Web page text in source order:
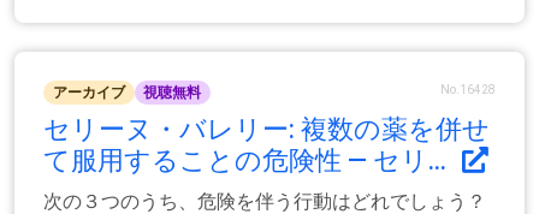
アーカイブ 視聴無料 No.16428
セリーヌ・バレリー: 複数の薬を併せ
て服用することの危険性 ― セリ...
次の３つのうち、危険を伴う行動はどれでしょう？